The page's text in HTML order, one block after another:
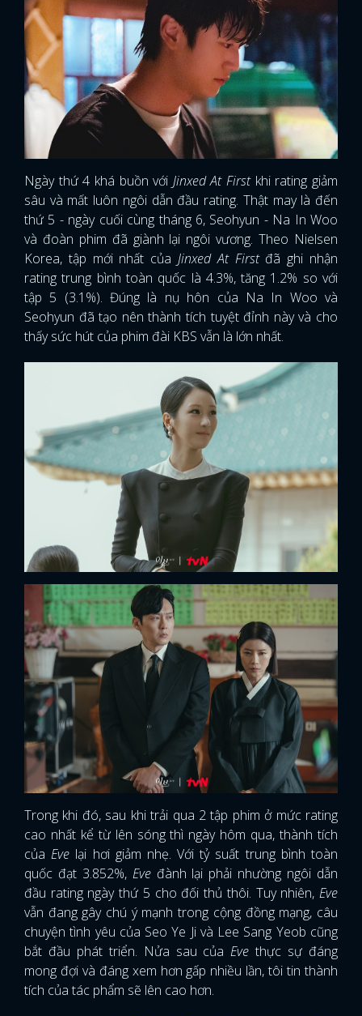
Ngày thứ 4 khá buồn với Jinxed At First khi rating giảm
sâu và mất luôn ngôi dẫn đầu rating. Thật may là đến
thứ 5 - ngày cuối cùng tháng 6, Seohyun - Na In Woo
và đoàn phim đã giành lại ngôi vương. Theo Nielsen
Korea, tập mới nhất của Jinxed At Firstđã ghi nhận
rating trung bình toàn quốc là 4.3%, tăng 1.2% so với
tập 5 (3.1%). Đúng là nụ hôn của Na In Woo và
Seohyun đã tạo nên thành tích tuyệt đỉnh này và cho
thấy sức hút của phim đài KBS vẫn là lớn nhất.
Trong khi đó, sau khi trải qua 2 tập phim ở mức rating
cao nhất kể từ lên sóng thì ngày hôm qua, thành tích
của Eve lại hơi giảm nhẹ. Với tỷ suất trung bình toàn
quốc đạt 3.852%, Eve đành lại phải nhường ngôi dẫn
đầu rating ngày thứ 5 cho đối thủ thôi. Tuy nhiên, Eve
vẫn đang gây chú ý mạnh trong cộng đồng mạng, câu
chuyện tình yêu của Seo Ye Ji và Lee Sang Yeob cũng
bắt đầu phát triển. Nửa sau của Eve thực sự đáng
mong đợi và đáng xem hơn gấp nhiều lần, tôi tin thành
tích của tác phẩm sẽ lên cao hơn.